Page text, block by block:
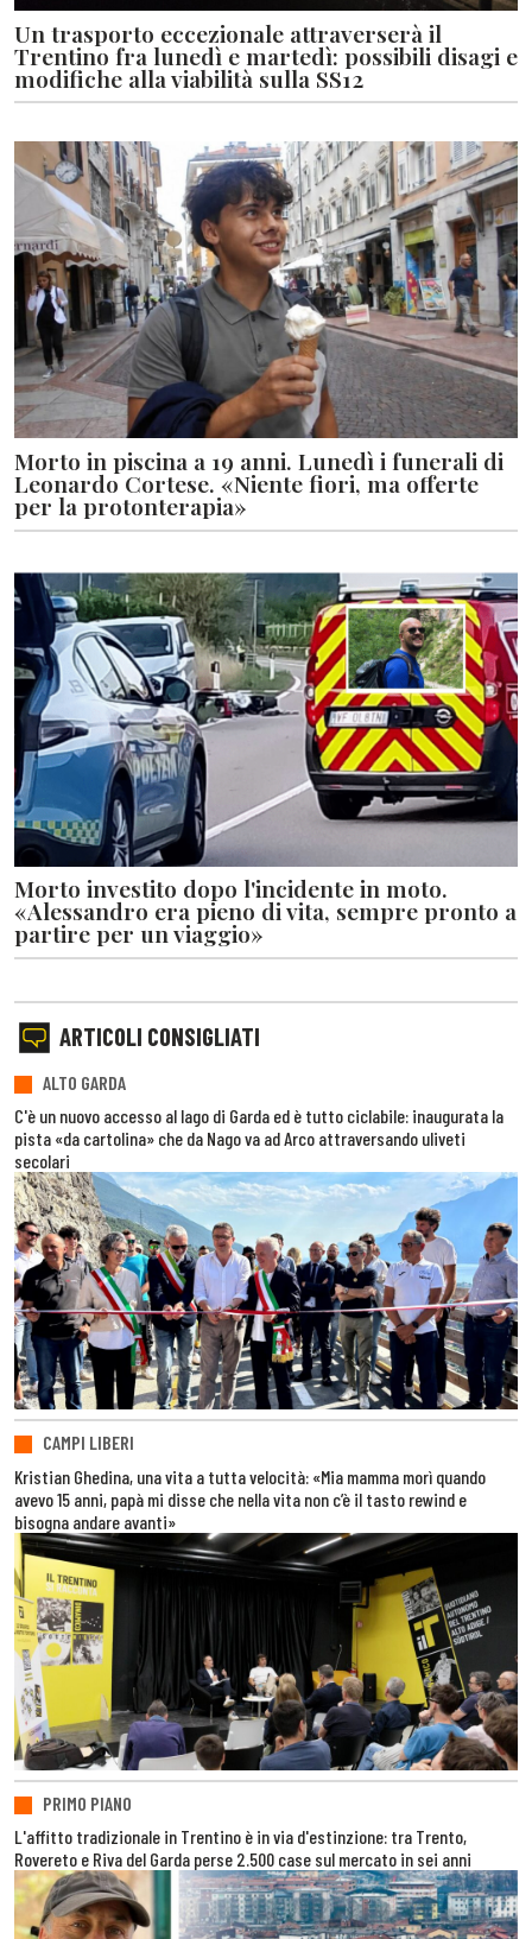
Un trasporto eccezionale attraverserà il
Trentino fra lunedì e martedì: possibili disagi e
modifiche alla viabilità sulla SS12
Morto in piscina a 19 anni. Lunedì i funerali di
Leonardo Cortese. «Niente fiori, ma offerte
per la protonterapia»
Morto investito dopo l'incidente in moto.
«Alessandro era pieno di vita, sempre pronto a
partire per un viaggio»
ARTICOLI CONSIGLIATI
ALTO GARDA
C'è un nuovo accesso al lago di Garda ed è tutto ciclabile: inaugurata la
pista «da cartolina» che da Nago va ad Arco attraversando uliveti
secolari
CAMPI LIBERI
Kristian Ghedina, una vita a tutta velocità: «Mia mamma morì quando
avevo 15 anni, papà mi disse che nella vita non c’è il tasto rewind e
bisogna andare avanti»
PRIMO PIANO
L'affitto tradizionale in Trentino è in via d'estinzione: tra Trento,
Rovereto e Riva del Garda perse 2.500 case sul mercato in sei anni